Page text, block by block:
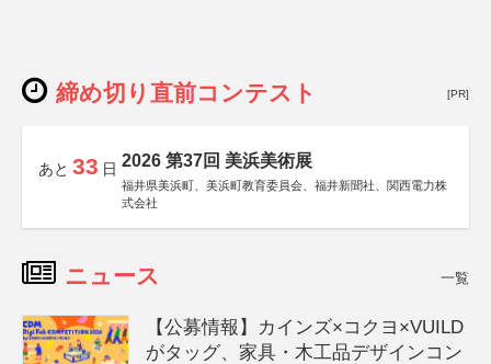
締め切り直前コンテスト [PR]
あと 33 日 2026 第37回 美浜美術展
福井県美浜町、美浜町教育委員会、福井新聞社、関西電力株
式会社
ニュース 一覧
【公募情報】カインズ×コクヨ×VUILD
がタッグ、家具・木工品デザインコン